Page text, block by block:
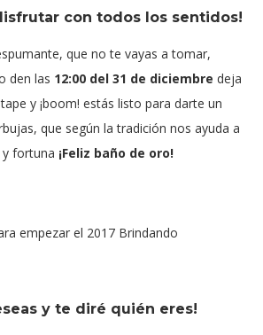
con todos los sentidos!
que no te vayas a tomar,
den las 12:00 del 31 de diciembre deja
y ¡boom! estás listo para darte un
que según la tradición nos ayuda a
fortuna ¡Feliz baño de oro!
y te diré quién eres!